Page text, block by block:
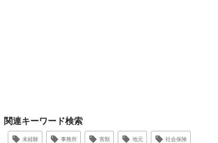
関連キーワード検索
未経験 事務所 害獣 地元 社会保険